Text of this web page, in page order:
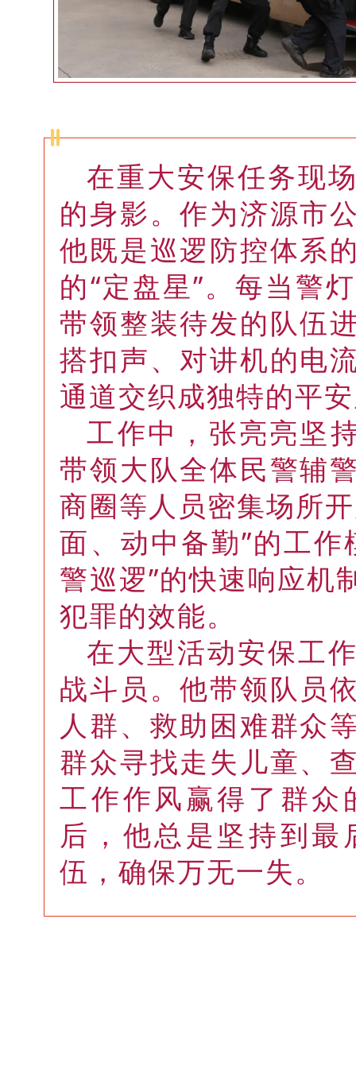
在重大安保任务现
的身影。作为济源市
他既是巡逻防控体系
的“定盘星”。每当警
带领整装待发的队伍
搭扣声、对讲机的电
通道交织成独特的平
工作中，张亮亮坚
带领大队全体民警辅
商圈等人员密集场所
面、动中备勤”的工
警巡逻”的快速响应机
犯罪的效能。
在大型活动安保工
战斗员。他带领队员
人群、救助困难群众
群众寻找走失儿童、
工作作风赢得了群
后，他总是坚持到
伍，确保万无一失。